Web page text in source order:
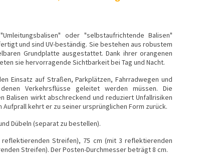
oder "selbstaufrichtende Balisen"
und sind UV-beständig. Sie bestehen aus robustem
Grundplatte ausgestattet. Dank ihrer orangenen
sie hervorragende Sichtbarkeit bei Tag und Nacht.
Einsatz auf Straßen, Parkplätzen, Fahrradwegen und
Verkehrsflüsse geleitet werden müssen. Die
Balisen wirkt abschreckend und reduziert Unfallrisiken
Aufprall kehrt er zu seiner ursprünglichen Form zurück.
Dübeln (separat zu bestellen).
Streifen), 75 cm (mit 3 reflektierenden
Streifen). Der Posten-Durchmesser beträgt 8 cm.